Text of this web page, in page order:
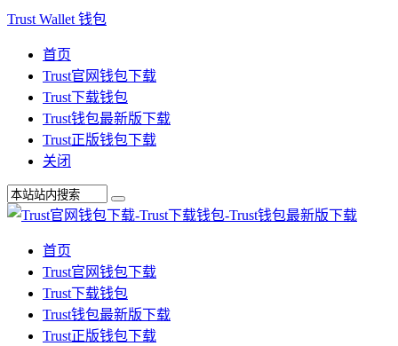
Trust Wallet 钱包
首页
Trust官网钱包下载
Trust下载钱包
Trust钱包最新版下载
Trust正版钱包下载
关闭
首页
Trust官网钱包下载
Trust下载钱包
Trust钱包最新版下载
Trust正版钱包下载